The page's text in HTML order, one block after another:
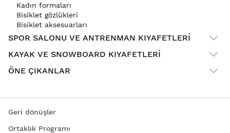
Kadın formaları
Bisiklet gözlükleri
Bisiklet aksesuarları
SPOR SALONU VE ANTRENMAN KIYAFETLERI
KAYAK VE SNOWBOARD KIYAFETLERI
ÖNE ÇIKANLAR
Geri dönüşler
Ortaklık Programı